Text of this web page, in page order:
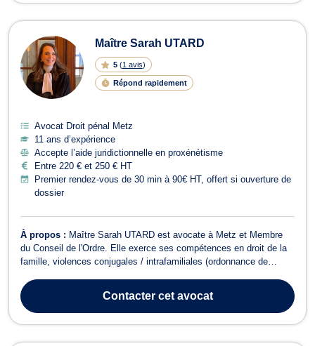
Maître Sarah UTARD
5 (1 avis)
Répond rapidement
Avocat Droit pénal Metz
11 ans d’expérience
Accepte l’aide juridictionnelle en proxénétisme
Entre 220 € et 250 € HT
Premier rendez-vous de 30 min à 90€ HT, offert si ouverture de
dossier
À propos : Maître Sarah UTARD est avocate à Metz et Membre
du Conseil de l'Ordre. Elle exerce ses compétences en droit de la
famille, violences conjugales / intrafamiliales (ordonnance de
droit du dommage corporel, et en droit pénal. En droit de la famille,
Maître Sa...
Contactercet avocat